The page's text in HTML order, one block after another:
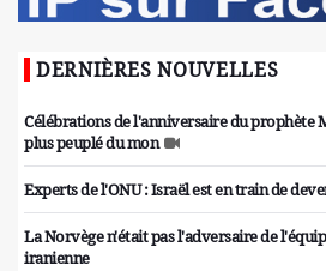
DERNIÈRES NOUVELLES
Célébrations de l'anniversaire du prophète
plus peuplé du mon
Experts de l'ONU : Israël est en train de
La Norvège n'était pas l'adversaire de
iranienne